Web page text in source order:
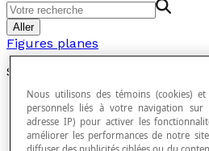
Aller
Figures planes
Surface développable
Nous utilisons des témoins (cookies)
personnels liés à votre navigation
adresse IP) pour activer les
améliorer les performances de notre
diffuser des publicités ciblées ou du